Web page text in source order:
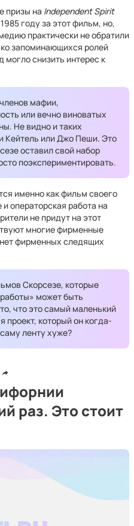
призы на Independent Spirit
году за этот фильм, но,
практически не обратили
запоминающихся ролей
могло снизить интерес к
мафии,
или вечно виноватых
Не видно и таких
Кейтель или Джо Пеши. Это
оставил свой набор
поэкспериментировать.
именно как фильм своего
операторская работа на
не придут на этот
многие фирменные
фирменных следящих
Скорсезе, которые
может быть
что это самый маленький
проект, который он когда-
ленту хуже?
раз. Это стоит